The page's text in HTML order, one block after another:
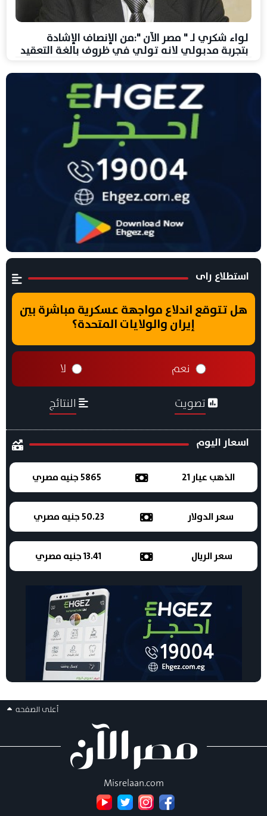
لواء شكري لـ " مصر الآن ":من الإنصاف الإشادة
بتجربة مدبولي لانه تولي في ظروف بالغة التعقيد
استطلاع راى
هل تتوقع اندلاع مواجهة عسكرية مباشرة بين
إيران والولايات المتحدة؟
نعم لا
تصويت النتائج
اسعار اليوم
الذهب عيار 21 5865 جنيه مصري
سعر الدولار 50.23 جنيه مصري
سعر الريال 13.41 جنيه مصري
أعلى الصفحه
Misrelaan.com